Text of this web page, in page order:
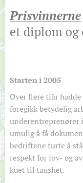
Prisvinnerne
et diplom og
Starten i 2005
Over flere tiår
foregikk betydelig
underentreprenører
umulig å få
bedriftene turte å
respekt for lov- og
kuet til taushet.